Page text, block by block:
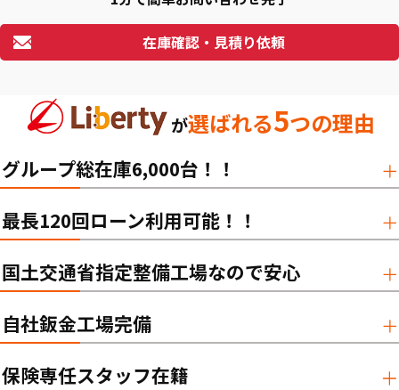
在庫確認・見積り依頼
が選ばれる5つの理由
グループ総在庫6,000台！！
最長120回ローン利用可能！！
国土交通省指定整備工場なので安心
自社鈑金工場完備
保険専任スタッフ在籍